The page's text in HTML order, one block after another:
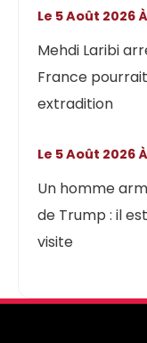
Mehdi Laribi
France
extradition
Le 5 Août 2026
Un homme
de Trump : il
visite
Le 5 Août 2026